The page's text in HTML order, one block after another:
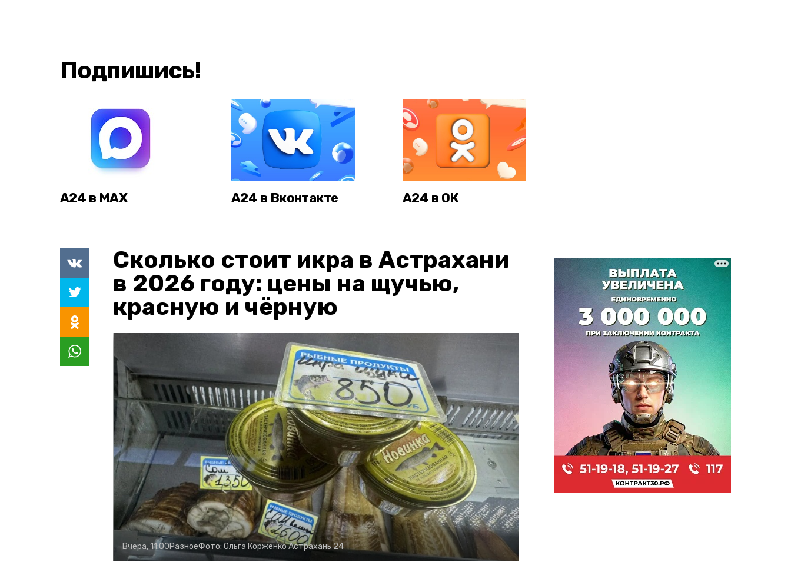
Подпишись!
А24 в MAX А24 в Вконтакте А24 в ОК
Сколько стоит икра в Астрахани
в 2026 году: цены на щучью,
красную и чёрную
Вчера, 11:00РазноеФото: Ольга КорженкоАстрахань 24